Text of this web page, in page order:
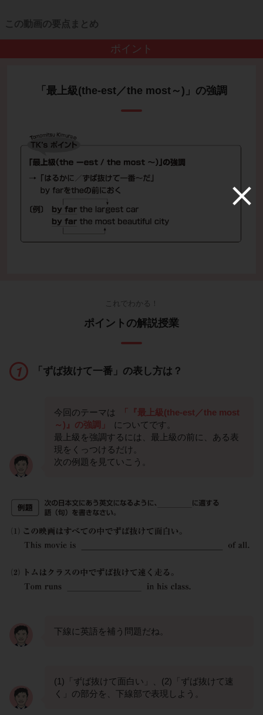
この動画の要点まとめ
ポイント
「最上級(the-est／the most～)」の強調
これでわかる！
ポイントの解説授業
「ずば抜けて一番」の表し方は？
今回のテーマは
「『最上級(the-est／the most
～)』の強調」
についてです。
最上級を強調するには、最上級の前に、ある表
現をくっつけるだけ。
次の例題を見ていこう。
下線に英語を補う問題だね。
(1)「ずば抜けて面白い」、(2)「ずば抜けて速
く」の部分を、下線部で表現しよう。